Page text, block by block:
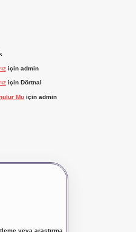
için admin
için Dörtnal
Muiçin admin
veya araştırma